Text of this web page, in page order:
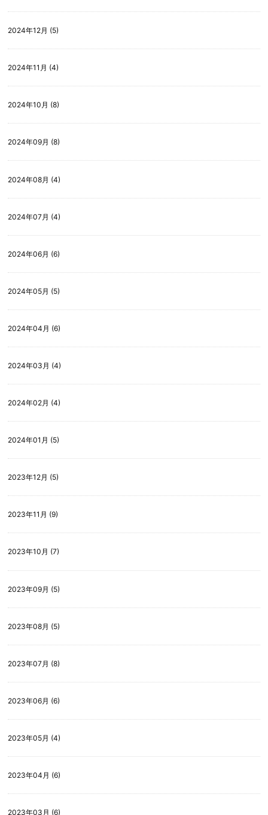
2024年12月 (5)
2024年11月 (4)
2024年10月 (8)
2024年09月 (8)
2024年08月 (4)
2024年07月 (4)
2024年06月 (6)
2024年05月 (5)
2024年04月 (6)
2024年03月 (4)
2024年02月 (4)
2024年01月 (5)
2023年12月 (5)
2023年11月 (9)
2023年10月 (7)
2023年09月 (5)
2023年08月 (5)
2023年07月 (8)
2023年06月 (6)
2023年05月 (4)
2023年04月 (6)
2023年03月 (6)